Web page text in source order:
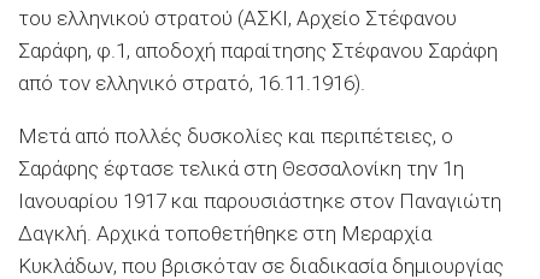
του ελληνικού στρατού (ΑΣΚΙ, Αρχείο Στέφανου
Σαράφη, φ.1, αποδοχή παραίτησης Στέφανου Σαράφη
από τον ελληνικό στρατό, 16.11.1916).
Μετά από πολλές δυσκολίες και περιπέτειες, ο
Σαράφης έφτασε τελικά στη Θεσσαλονίκη την 1η
Ιανουαρίου 1917 και παρουσιάστηκε στον Παναγιώτη
∆αγκλή. Αρχικά τοποθετήθηκε στη Μεραρχία
Κυκλάδων, που βρισκόταν σε διαδικασία δημιουργίας